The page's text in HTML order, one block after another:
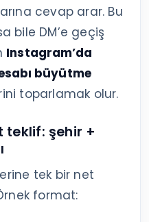
cevap arar. Bu
bile DM’e geçiş
Instagram’da
büyütme
toparlamak olur.
teklif: şehir +
tek bir net
format: